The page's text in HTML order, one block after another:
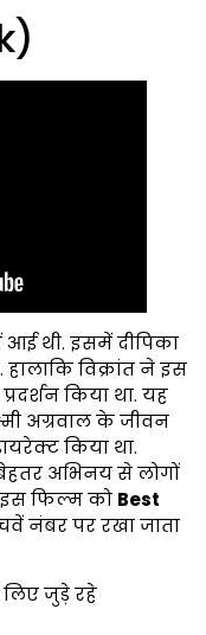
आई थी. इसमें दीपिका
विक्रांत ने इस
किया था. यह
अग्रवाल के जीवन
किया था.
अभिनय से लोगों
फिल्म को Best
नंबर पर रखा जाता
जुड़े रहे